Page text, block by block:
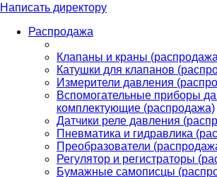
Написать директору
Распродажа
Клапаны и краны
Катушки для клапанов
Измерители давления
Вспомогательные приборы
комплектующие (распродажа)
Датчики реле давления
Пневматика и гидравлика
Преобразователи
Регулятор и регистраторы
Бумажные самописцы